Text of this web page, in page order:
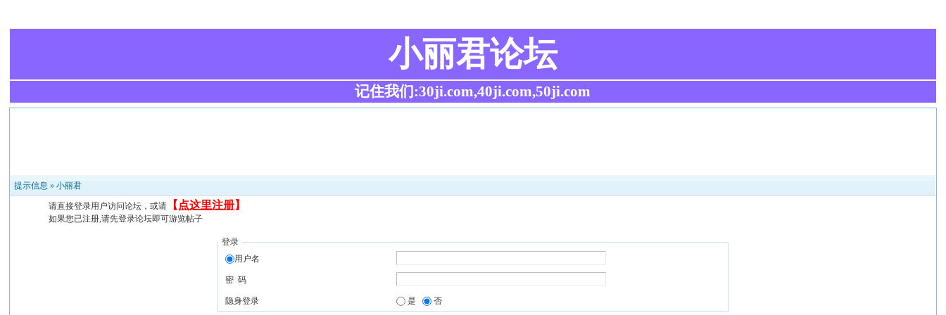
小丽君论坛
记住我们:30ji.com,40ji.com,50ji.com
提示信息 »小丽君
请直接登录用户访问论坛，或请 【 点这里注册】
如果您已注册,请先登录论坛即可游览帖子
登录
用户名
密 码
隐身登录 是 否